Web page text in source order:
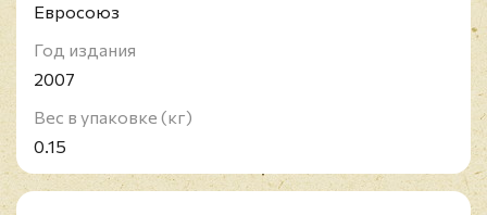
Евросоюз
Год издания
2007
Вес в упаковке (кг)
0.15